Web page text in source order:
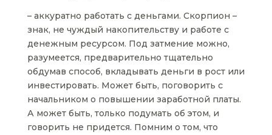
– аккуратно работать с деньгами. Скорпион –
знак, не чуждый накопительству и работе с
денежным ресурсом. Под затмение можно,
разумеется, предварительно тщательно
обдумав способ, вкладывать деньги в рост или
инвестировать. Может быть, поговорить с
начальником о повышении заработной платы.
А может быть, только подумать об этом, и
говорить не придется. Помним о том, что